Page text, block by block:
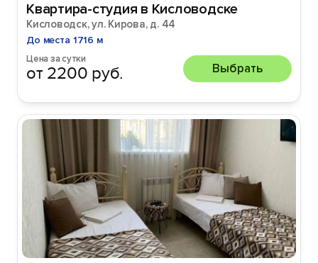
Квартира-студия в Кисловодске
Кисловодск, ул. Кирова, д. 44
До места 1716 м
Цена за сутки
от 2200 руб. Выбрать